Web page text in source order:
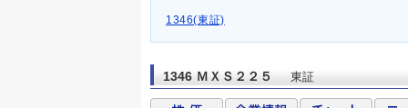
1346(東証)
1346 ＭＸＳ２２５ 東証